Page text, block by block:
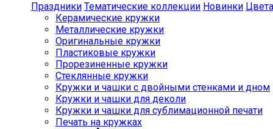
Праздники Тематические коллекции Новинки Цвета
Керамические кружки
Металлические кружки
Оригинальные кружки
Пластиковые кружки
Прорезиненные кружки
Стеклянные кружки
Кружки и чашки с двойными стенками и дном
Кружки и чашки для деколи
Кружки и чашки для сублимационной печати
Печать на кружках